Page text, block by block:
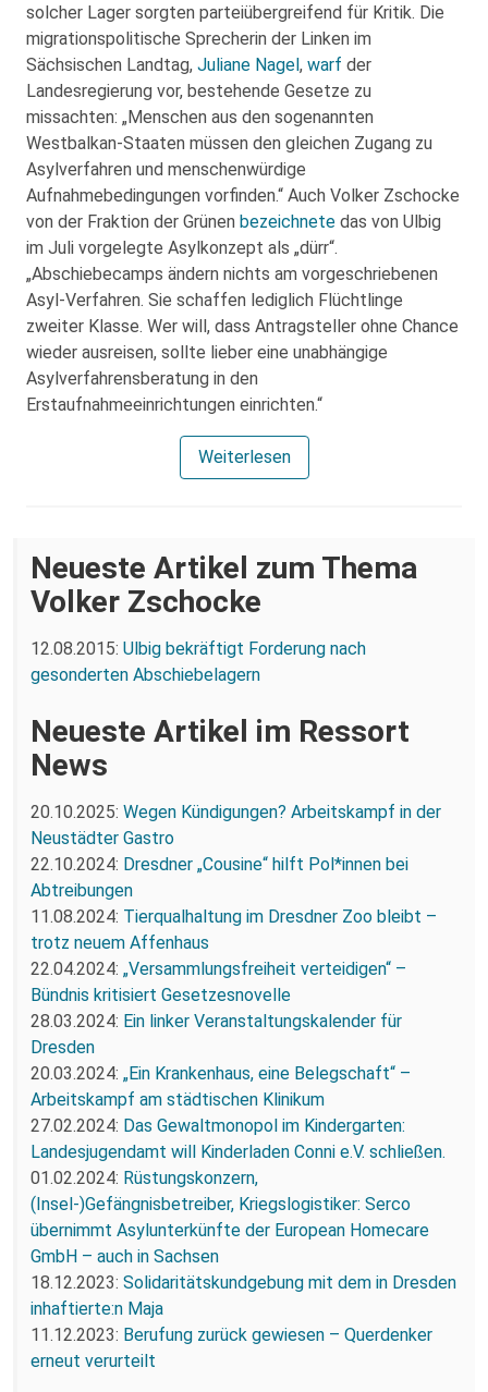
solcher Lager sorgten parteiübergreifend für Kritik. Die
migrationspolitische Sprecherin der Linken im
Sächsischen Landtag, Juliane Nagel, warf der
Landesregierung vor, bestehende Gesetze zu
missachten: „Menschen aus den sogenannten
Westbalkan-Staaten müssen den gleichen Zugang zu
Asylverfahren und menschenwürdige
Aufnahmebedingungen vorfinden.“ Auch Volker Zschocke
von der Fraktion der Grünen bezeichnete das von Ulbig
im Juli vorgelegte Asylkonzept als „dürr“.
„Abschiebecamps ändern nichts am vorgeschriebenen
Asyl-Verfahren. Sie schaffen lediglich Flüchtlinge
zweiter Klasse. Wer will, dass Antragsteller ohne Chance
wieder ausreisen, sollte lieber eine unabhängige
Asylverfahrensberatung in den
Erstaufnahmeeinrichtungen einrichten.“
Weiterlesen
Neueste Artikel zum Thema
Volker Zschocke
12.08.2015: Ulbig bekräftigt Forderung nach
gesonderten Abschiebelagern
Neueste Artikel im Ressort
News
20.10.2025: Wegen Kündigungen? Arbeitskampf in der
Neustädter Gastro
22.10.2024: Dresdner „Cousine“ hilft Pol*innen bei
Abtreibungen
11.08.2024: Tierqualhaltung im Dresdner Zoo bleibt –
trotz neuem Affenhaus
22.04.2024: „Versammlungsfreiheit verteidigen“ –
Bündnis kritisiert Gesetzesnovelle
28.03.2024: Ein linker Veranstaltungskalender für
Dresden
20.03.2024: „Ein Krankenhaus, eine Belegschaft“ –
Arbeitskampf am städtischen Klinikum
27.02.2024: Das Gewaltmonopol im Kindergarten:
Landesjugendamt will Kinderladen Conni e.V. schließen.
01.02.2024: Rüstungskonzern,
(Insel-)Gefängnisbetreiber, Kriegslogistiker: Serco
übernimmt Asylunterkünfte der European Homecare
GmbH – auch in Sachsen
18.12.2023: Solidaritätskundgebung mit dem in Dresden
inhaftierte:n Maja
11.12.2023: Berufung zurück gewiesen – Querdenker
erneut verurteilt